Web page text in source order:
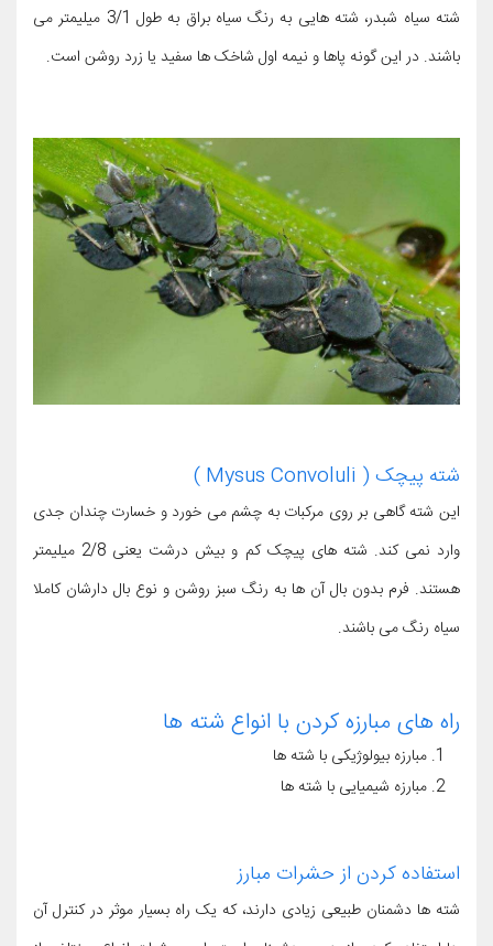
شته سیاه شبدر، شته هایی به رنگ سیاه براق به طول 3/1 میلیمتر می
باشند. در این گونه پاها و نیمه اول شاخک ها سفید یا زرد روشن است.
شته پیچک ( Mysus Convoluli )
این شته گاهی بر روی مرکبات به چشم می خورد و خسارت چندان جدی
وارد نمی کند. شته های پیچک کم و بیش درشت یعنی 2/8 میلیمتر
هستند. فرم بدون بال آن ها به رنگ سبز روشن و نوع بال دارشان کاملا
سیاه رنگ می باشند.
راه های مبارزه کردن با انواع شته ها
مبارزه بیولوژیکی با شته ها
مبارزه شیمیایی با شته ها
استفاده کردن از حشرات مبارز
شته ها دشمنان طبیعی زیادی دارند، که یک راه بسیار موثر در کنترل آن